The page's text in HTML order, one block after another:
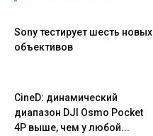
Sony тестирует шесть новых
объективов
CineD: динамический
диапазон DJI Osmo Pocket
4P выше, чем у любой...